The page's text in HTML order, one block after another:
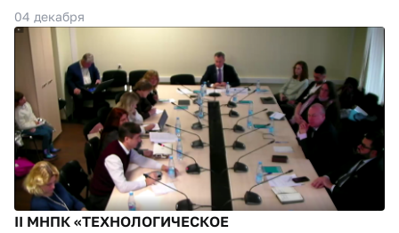
04 декабря
II МНПК «ТЕХНОЛОГИЧЕСКОЕ